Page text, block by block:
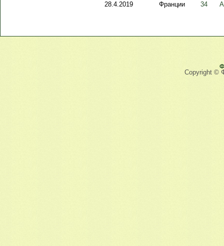
28.4.2019
Франции 34
Copyright ©